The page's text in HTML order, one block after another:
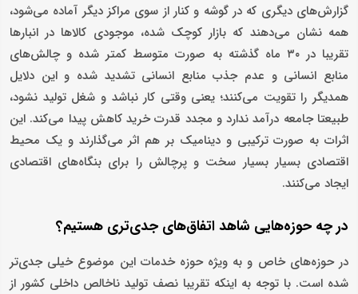
گزارش‌های دیگری که در گوشه و کنار از سوی مراکز دیگر آماده می‌شود،
همه نشان می‌دهند که بازار کوچک شده، موجودی کالاها در انبارها
تقریبا در ۳۰ ماه گذشته به صورت متوسط کمتر شده و چالش‌های
منابع انسانی و عدم جذب منابع انسانی تشدید شده و این دلایل
همدیگر را تقویت می‌کنند؛ یعنی وقتی کار نباشد و شغل تولید نشود،
طبیعتا جامعه درآمد ندارد و مجدد قدرت خرید کاهش پیدا می‌کند. این
اثرات به صورت ترکیبی و دینامیک بر هم اثر می‌گذارند و یک محیط
اقتصادی بسیار بسیار سخت و پرچالش را برای بنگاه‌های اقتصادی
ایجاد می‌کنند.
در چه حوزه‌هایی شاهد اتفاق‌های جدی‌تری هستیم؟
در حوزه‌های خاص و به ویژه حوزه خدمات این موضوع خیلی جدی‌تر
شده است. با توجه به اینکه تقریبا نصف تولید ناخالص داخلی کشور از